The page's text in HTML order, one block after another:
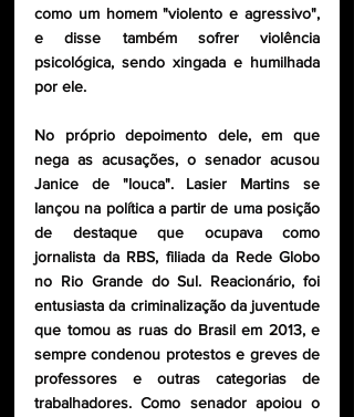
como um homem "violento e agressivo",
e disse também sofrer violência
psicológica, sendo xingada e humilhada
por ele.
No próprio depoimento dele, em que
nega as acusações, o senador acusou
Janice de "louca". Lasier Martins se
lançou na política a partir de uma posição
de destaque que ocupava como
jornalista da RBS, filiada da Rede Globo
no Rio Grande do Sul. Reacionário, foi
entusiasta da criminalização da juventude
que tomou as ruas do Brasil em 2013, e
sempre condenou protestos e greves de
professores e outras categorias de
trabalhadores. Como senador apoiou o